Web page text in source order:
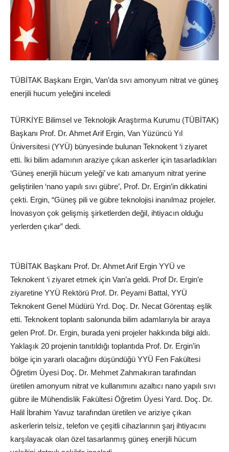
TÜBİTAK Başkanı Ergin, Van’da sıvı amonyum nitrat ve güneş
enerjili hucum yeleğini inceledi
TÜRKİYE Bilimsel ve Teknolojik Araştırma Kurumu (TÜBİTAK)
Başkanı Prof. Dr. Ahmet Arif Ergin, Van Yüzüncü Yıl
Üniversitesi (YYÜ) bünyesinde bulunan Teknokent ‘i ziyaret
etti. İki bilim adamının araziye çıkan askerler için tasarladıkları
‘Güneş enerjili hücum yeleği’ ve katı amanyum nitrat yerine
geliştirilen ‘nano yapılı sıvı gübre’, Prof. Dr. Ergin’in dikkatini
çekti. Ergin, “Güneş pili ve gübre teknolojisi inanılmaz projeler.
İnovasyon çok gelişmiş şirketlerden değil, ihtiyacın olduğu
yerlerden çıkar” dedi.
TÜBİTAK Başkanı Prof. Dr. Ahmet Arif Ergin YYÜ ve
Teknokent ‘i ziyaret etmek için Van’a geldi. Prof Dr. Ergin’e
ziyaretine YYÜ Rektörü Prof. Dr. Peyami Battal, YYÜ
Teknokent Genel Müdürü Yrd. Doç. Dr. Necat Görentaş eşlik
etti. Teknokent toplantı salonunda bilim adamlarıyla bir araya
gelen Prof. Dr. Ergin, burada yeni projeler hakkında bilgi aldı.
Yaklaşık 20 projenin tanıtıldığı toplantıda Prof. Dr. Ergin’in
bölge için yararlı olacağını düşündüğü YYÜ Fen Fakültesi
Öğretim Üyesi Doç. Dr. Mehmet Zahmakıran tarafından
üretilen amonyum nitrat ve kullanımını azaltıcı nano yapılı sıvı
gübre ile Mühendislik Fakültesi Öğretim Üyesi Yard. Doç. Dr.
Halil İbrahim Yavuz tarafından üretilen ve ariziye çıkan
askerlerin telsiz, telefon ve çeşitli cihazlarının şarj ihtiyacını
karşılayacak olan özel tasarlanmış güneş enerjili hücum